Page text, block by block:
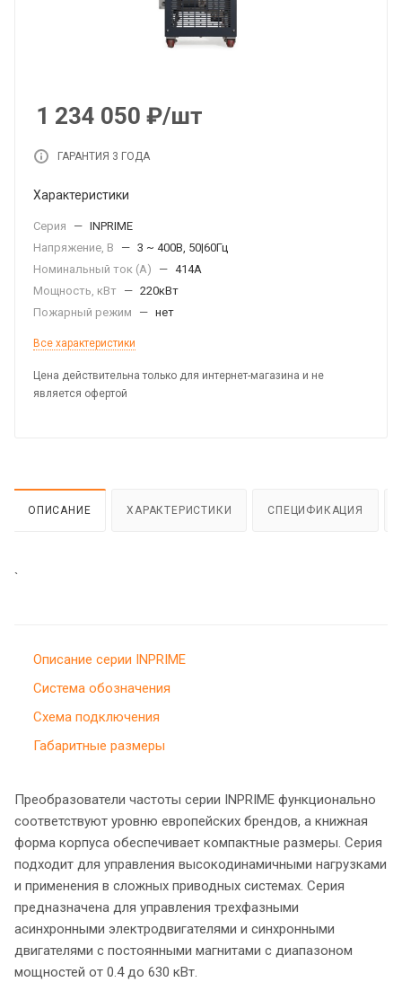
1 234 050 ₽/шт
ГАРАНТИЯ 3 ГОДА
Характеристики
Серия — INPRIME
Напряжение, В
— 3 ~ 400В, 50|60Гц
Номинальный ток (А)
— 414А
Мощность, кВт — 220кВт
Пожарный режим
— нет
Все характеристики
Цена действительна только для интернет-магазина и не
является офертой
ОПИСАНИЕ ХАРАКТЕРИСТИКИ СПЕЦИФИКАЦИЯ
`
Описание серии INPRIME
Система обозначения
Схема подключения
Габаритные размеры
Преобразователи частоты серии INPRIME функционально
соответствуют уровню европейских брендов, а книжная
форма корпуса обеспечивает компактные размеры. Серия
подходит для управления высокодинамичными нагрузками
и применения в сложных приводных системах. Серия
предназначена для управления трехфазными
асинхронными электродвигателями и синхронными
двигателями с постоянными магнитами с диапазоном
мощностей от 0.4 до 630 кВт.